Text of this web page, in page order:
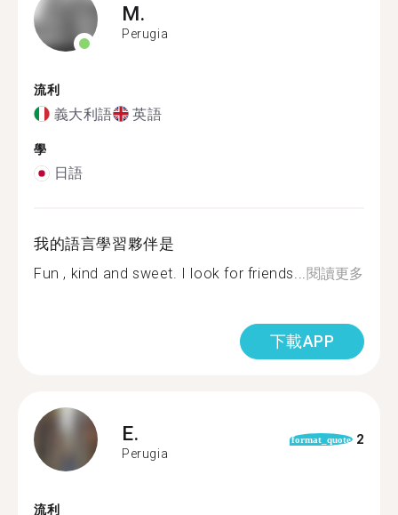
M.
Perugia
流利
義大利語 英語
學
日語
我的語言學習夥伴是
Fun , kind and sweet. I look for friends...閱讀更多
下載APP
E.
Perugia
format_quote 2
流利